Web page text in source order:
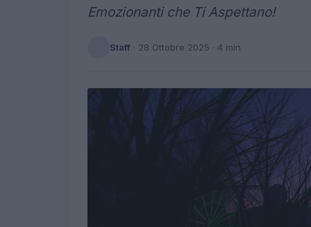
Emozionanti che Ti Aspettano!
Staff · 28 Ottobre 2025 · 4 min